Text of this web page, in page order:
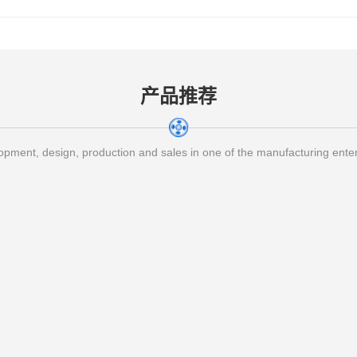
产品推荐
design, production and sales in one of the manufacturing